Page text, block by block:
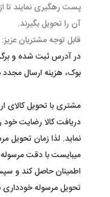
پست رهگیری نمایند تا
آن را تحویل بگیرند.
قابل توجه مشتریان عزیز:
در آدرس ثبت شده و
بوک، هزینه ارسال
مشتری با تحویل کالای
دریافت کالا رضایت خود
نماید. لذا زمان
میبایست با دقت
اطمینان حاصل کند و
تحویل مرسوله